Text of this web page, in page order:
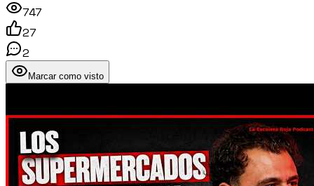
747
27
2
Marcar como visto